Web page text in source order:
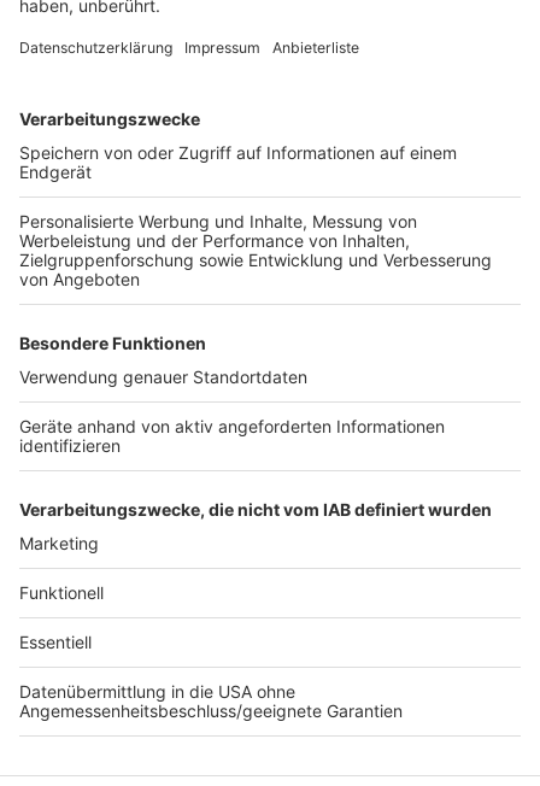
SPD und Grüne sehen zahlreiche Fragen zu Hygiene-
Standards und der Organisation von Lehrkräften,
Infektionsschutz ist nicht gesichert", sagte die
Grünen-Abgeordnete Beer. "Das ist fahrlässig, was Sie
vorgelegt haben." SPD-Fraktionsvize Jochen Ott
sagte: "Das war eine Verkündigung mit vielen offenen
Fragen." Gebauer habe die Unsicherheit erhöht. Der
AfD-Abgeordnete Helmut Seifen zeigte sich von den
"tiefgründigen Überlegungen" der Regierung dagegen
weitestgehend überzeugt. Der ehemalige
schlicht von einigen wenigen Schülern, die keine
Prüfungen machen wollten, "auf den Kriegspfad"
schicken lassen.
Anzeige